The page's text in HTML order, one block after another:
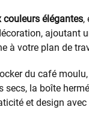
couleurs élégantes,
ajoutant
à votre plan de
du café
secs, la boîte
et design avec